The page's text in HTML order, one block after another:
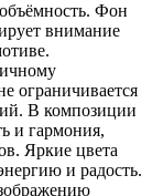
Фон
внимание
ограничивается
В композиции
и гармония,
Яркие цвета
и радость.